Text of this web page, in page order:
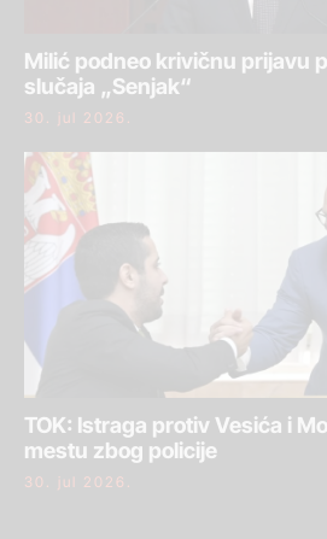
Milić podneo krivičnu prijavu
slučaja „Senjak“
30. jul 2026.
TOK: Istraga protiv Vesića i
mestu zbog policije
30. jul 2026.